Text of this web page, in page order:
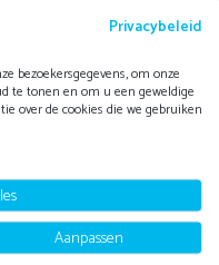
die je zoekt.Privacybeleid
bezoekersgegevens, om onze
te tonen en om u een geweldige
over de cookies die we gebruiken
Aanpassen